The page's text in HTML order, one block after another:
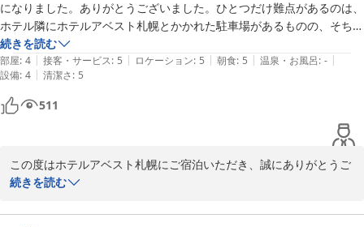
これからもお食事、サービスともにご満足いただけるホテルを目指
して努めてまいります。また札幌へお越しの際には、ぜひホテルア
ベスト札幌をご利用くださいませ。
スタッフ一同、またのお越しを心よりお待ちしております。
ホテルアベスト札幌
2026-07-23
になりました。ありがとうございました。ひとつだけ難点があるのは、
ホテル隣にホテルアベスト札幌とかかれた駐車場があるものの、そちら
はホテルの駐車場でもなく、提携でもないということ。間違えて入庫し
たのですが、駐車場の管理人と揉めてしまい、出庫の案内サポートもな
く、交通量のおおい道を旅行者が後進で出庫しなくてはならず、とても
大変かつ不愉快でありました。紛らわしい記載はやめていただきたいで
す。
続きを読む
部屋: 4 | 接客・サービス: 5 | ロケーション: 5 | 朝食: 5 | 温泉・お風呂: - |
設備: 4 | 清潔さ: 5
511
この度はホテルアベスト札幌にご宿泊いただき、誠にありがとうご
ざいました。
朝食では北海道ならではの味覚をお楽しみいただき、旅の思い出の
続きを読む